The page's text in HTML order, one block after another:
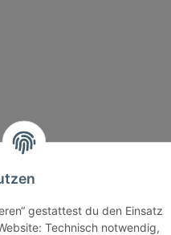
gestattest du den Einsatz
Technisch notwendig,